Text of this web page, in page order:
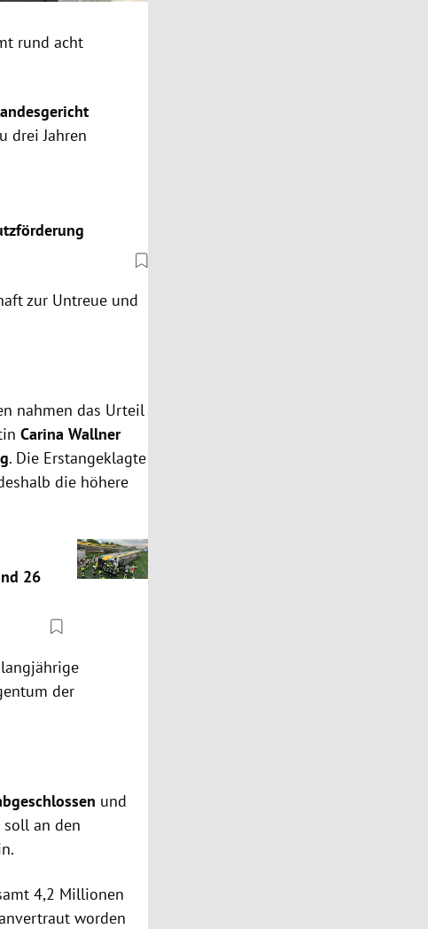
rund acht
drei Jahren
zur Untreue und
nahmen das Urteil
Carina Wallner
. Die Erstangeklagte
die höhere
26
der
und
an den
4,2 Millionen
worden